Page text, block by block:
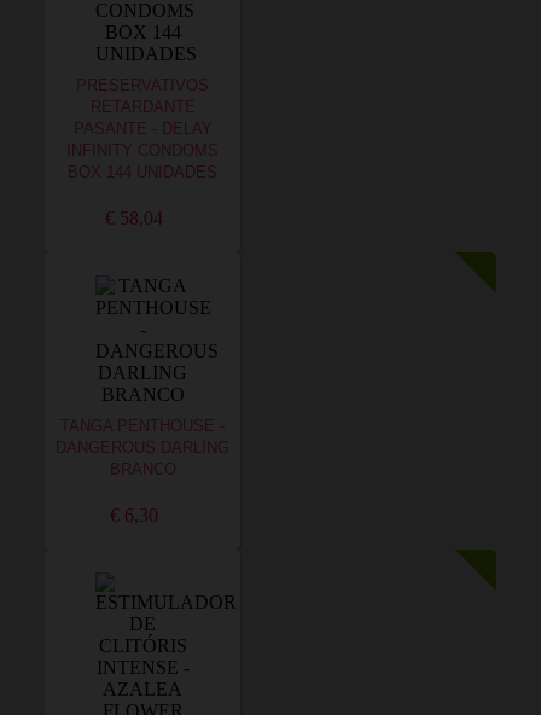
PRESERVATIVOS
RETARDANTE
PASANTE - DELAY
INFINITY CONDOMS
BOX 144 UNIDADES
€ 58,04
TANGA PENTHOUSE -
DANGEROUS DARLING
BRANCO
€ 6,30